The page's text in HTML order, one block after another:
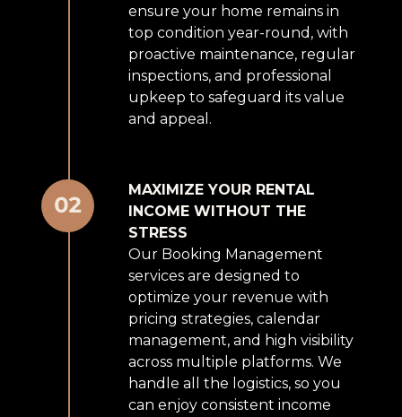
ensure your home remains in
top condition year-round, with
proactive maintenance, regular
inspections, and professional
upkeep to safeguard its value
and appeal.
MAXIMIZE YOUR RENTAL
INCOME WITHOUT THE
STRESS
Our Booking Management
services are designed to
optimize your revenue with
pricing strategies, calendar
management, and high visibility
across multiple platforms. We
handle all the logistics, so you
can enjoy consistent income